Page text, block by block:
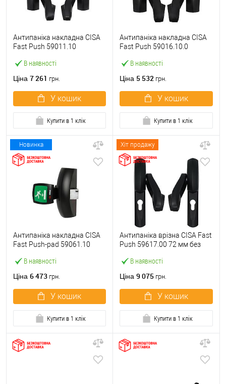
В наявності
Антипаніка накладна CISA
Fast Push 59011.10
штанги
Ціна 7 261 грн.
У кошик
Купити в 1 клік
В наявності
Антипаніка накладна CISA
Fast Push 59016.10.0
штанги
Ціна 5 532 грн.
У кошик
Купити в 1 клік
Новинка
В наявності
Антипаніка накладна CISA
Fast Push-pad 59061.10
Ціна 6 473 грн.
У кошик
Купити в 1 клік
Хіт продажу
В наявності
Антипаніка врізна CISA Fast
Push 59617.00 72 мм без
Ціна 9 075 грн.
У кошик
Купити в 1 клік